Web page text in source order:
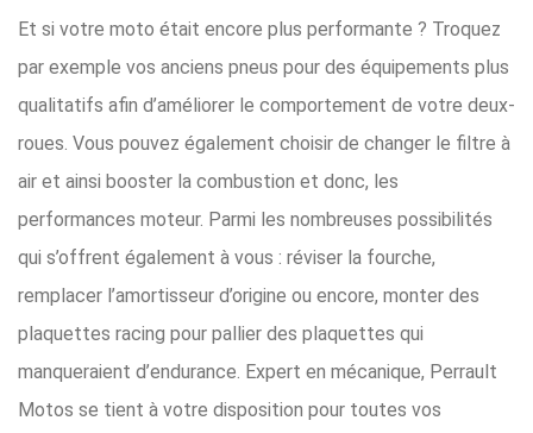
Et si votre moto était encore plus performante ? Troquez
par exemple vos anciens pneus pour des équipements plus
qualitatifs afin d’améliorer le comportement de votre deux-
roues. Vous pouvez également choisir de changer le filtre à
air et ainsi booster la combustion et donc, les
performances moteur. Parmi les nombreuses possibilités
qui s’offrent également à vous : réviser la fourche,
remplacer l’amortisseur d’origine ou encore, monter des
plaquettes racing pour pallier des plaquettes qui
manqueraient d’endurance. Expert en mécanique, Perrault
Motos se tient à votre disposition pour toutes vos